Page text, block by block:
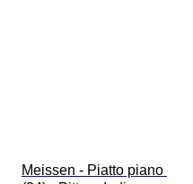
Meissen - Piatto piano